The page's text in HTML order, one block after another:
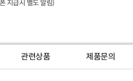
지급시 별도 알림)
관련상품 제품문의